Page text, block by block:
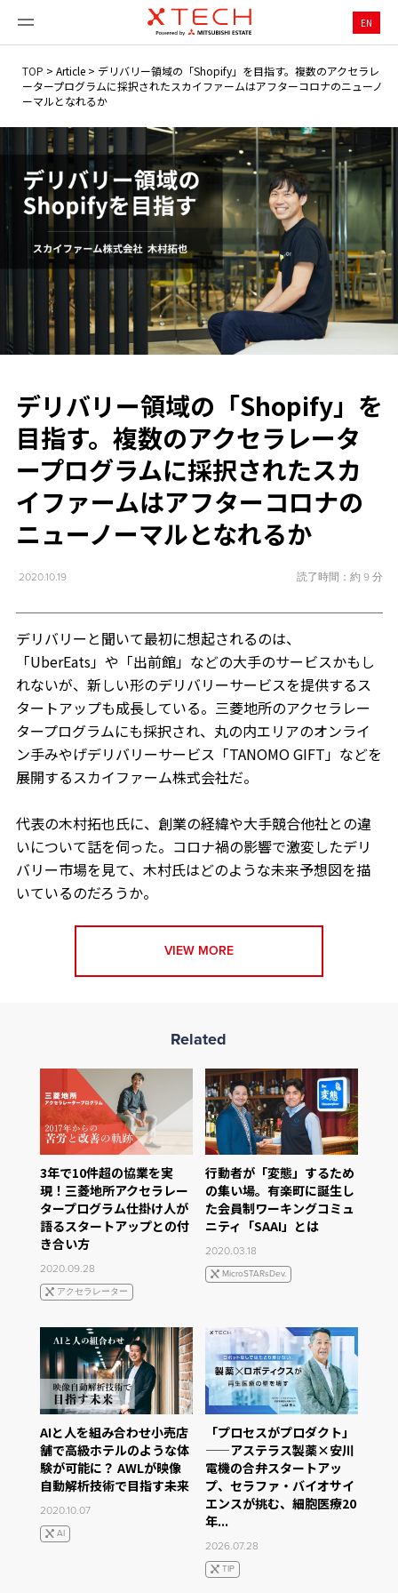
EN
TOP > Article > デリバリー領域の「Shopify」を目指す。複数のアクセラレ
ータープログラムに採択されたスカイファームはアフターコロナのニューノ
ーマルとなれるか
デリバリー領域の「Shopify」を
目指す。複数のアクセラレータ
ープログラムに採択されたスカ
イファームはアフターコロナの
ニューノーマルとなれるか
2020.10.19 読了時間：約 9 分
デリバリーと聞いて最初に想起されるのは、
「UberEats」や「出前館」などの大手のサービスかもし
れないが、新しい形のデリバリーサービスを提供するス
タートアップも成長している。三菱地所のアクセラレー
タープログラムにも採択され、丸の内エリアのオンライ
ン手みやげデリバリーサービス「TANOMO GIFT」などを
展開するスカイファーム株式会社だ。
代表の木村拓也氏に、創業の経緯や大手競合他社との違
いについて話を伺った。コロナ禍の影響で激変したデリ
バリー市場を見て、木村氏はどのような未来予想図を描
いているのだろうか。
VIEW MORE
Related
3年で10件超の協業を実
現！三菱地所アクセラレー
タープログラム仕掛け人が
語るスタートアップとの付
き合い方
2020.09.28
アクセラレーター
行動者が「変態」するため
の集い場。有楽町に誕生し
た会員制ワーキングコミュ
ニティ「SAAI」とは
2020.03.18
MicroSTARsDev.
AIと人を組み合わせ小売店
舗で高級ホテルのような体
験が可能に？ AWLが映像
自動解析技術で目指す未来
2020.10.07
AI
「プロセスがプロダクト」
——アステラス製薬×安川
電機の合弁スタートアッ
プ、セラファ・バイオサイ
エンスが挑む、細胞医療20
年...
2026.07.28
TIP